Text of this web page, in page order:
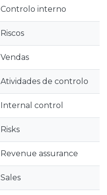
Controlo interno
Riscos
Vendas
Atividades de controlo
Internal control
Risks
Revenue assurance
Sales